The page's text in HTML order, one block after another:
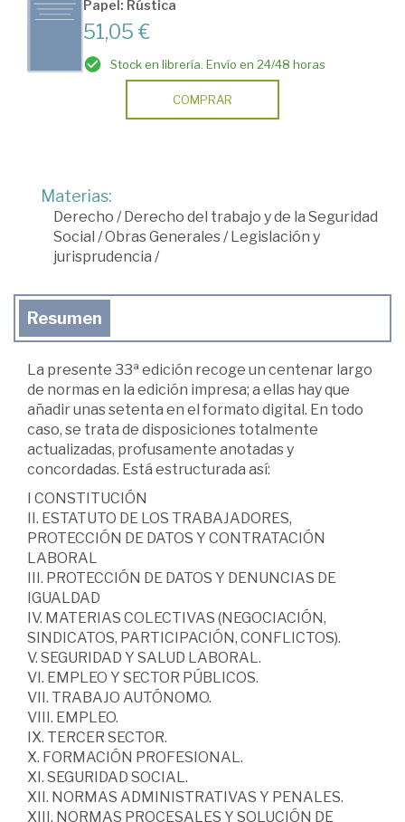
Papel: Rústica
51,05 €
Stock en librería. Envío en 24/48 horas
COMPRAR
Materias:
Derecho / Derecho del trabajo y de la Seguridad
Social /Obras Generales/ Legislación y
jurisprudencia /
Resumen
La presente 33ª edición recoge un centenar largo
de normas en la edición impresa; a ellas hay que
añadir unas setenta en el formato digital. En todo
caso, se trata de disposiciones totalmente
actualizadas, profusamente anotadas y
concordadas. Está estructurada así:
I CONSTITUCIÓN
II. ESTATUTO DE LOS TRABAJADORES,
PROTECCIÓN DE DATOS Y CONTRATACIÓN
LABORAL
III. PROTECCIÓN DE DATOS Y DENUNCIAS DE
IGUALDAD
IV. MATERIAS COLECTIVAS (NEGOCIACIÓN,
SINDICATOS, PARTICIPACIÓN, CONFLICTOS).
V. SEGURIDAD Y SALUD LABORAL.
VI. EMPLEO Y SECTOR PÚBLICOS.
VII. TRABAJO AUTÓNOMO.
VIII. EMPLEO.
IX. TERCER SECTOR.
X. FORMACIÓN PROFESIONAL.
XI. SEGURIDAD SOCIAL.
XII. NORMAS ADMINISTRATIVAS Y PENALES.
XIII. NORMAS PROCESALES Y SOLUCIÓN DE